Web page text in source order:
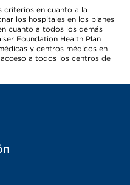
criterios en cuanto a la
los hospitales en los planes
cuanto a todos los demás
Foundation Health Plan
y centros médicos en
a todos los centros de